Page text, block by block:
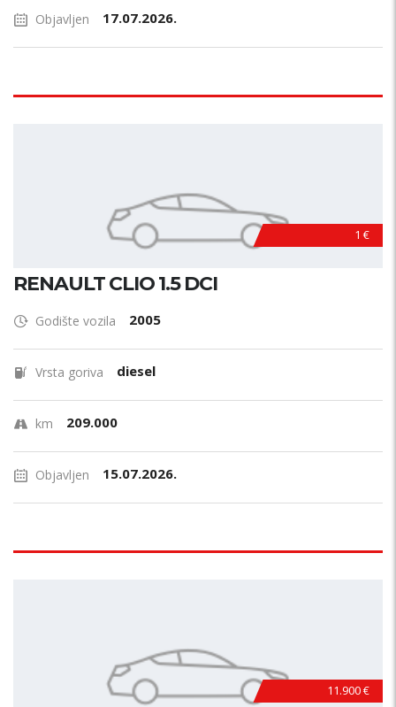
Objavljen 17.07.2026.
1 €
RENAULT CLIO 1.5 DCI
Godište vozila 2005
Vrsta goriva diesel
km 209.000
Objavljen 15.07.2026.
11.900 €